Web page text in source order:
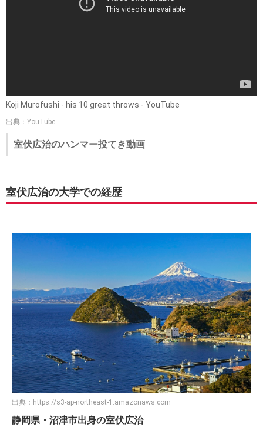
Koji Murofushi - his 10 great throws - YouTube
出典：YouTube
室伏広治のハンマー投てき動画
室伏広治の大学での経歴
出典： https://s3-ap-northeast-1.amazonaws.com
静岡県・沼津市出身の室伏広治